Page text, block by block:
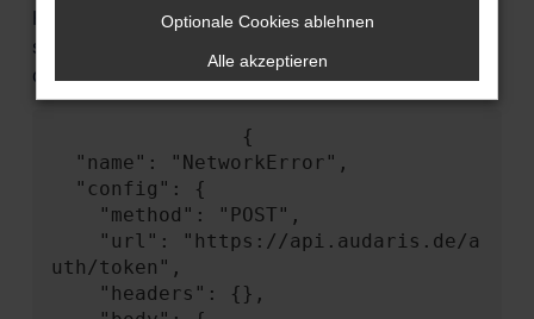
Kobolde arbeiten schon fieberhaft an einer Lösung,
sollten Sie aber einem begegnen, können Sie ihm
das hier mitteilen:
uth/token",
Optionale Cookies ablehnen
Alle akzeptieren